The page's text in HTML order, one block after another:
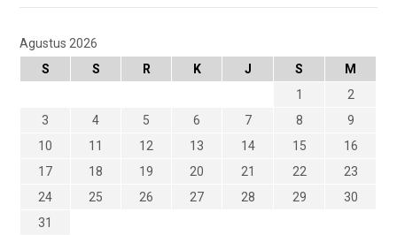
Agustus 2026
S
S R K J S
M
1
2
3
4 5 6 7 8
9
10
11 12 13 14 15
16
17
18 19 20 21 22
23
24
25 26 27 28 29
30
31